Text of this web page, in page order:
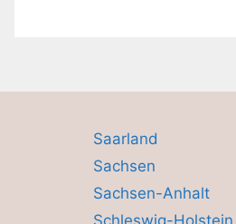
Saarland
Sachsen
Sachsen-Anhalt